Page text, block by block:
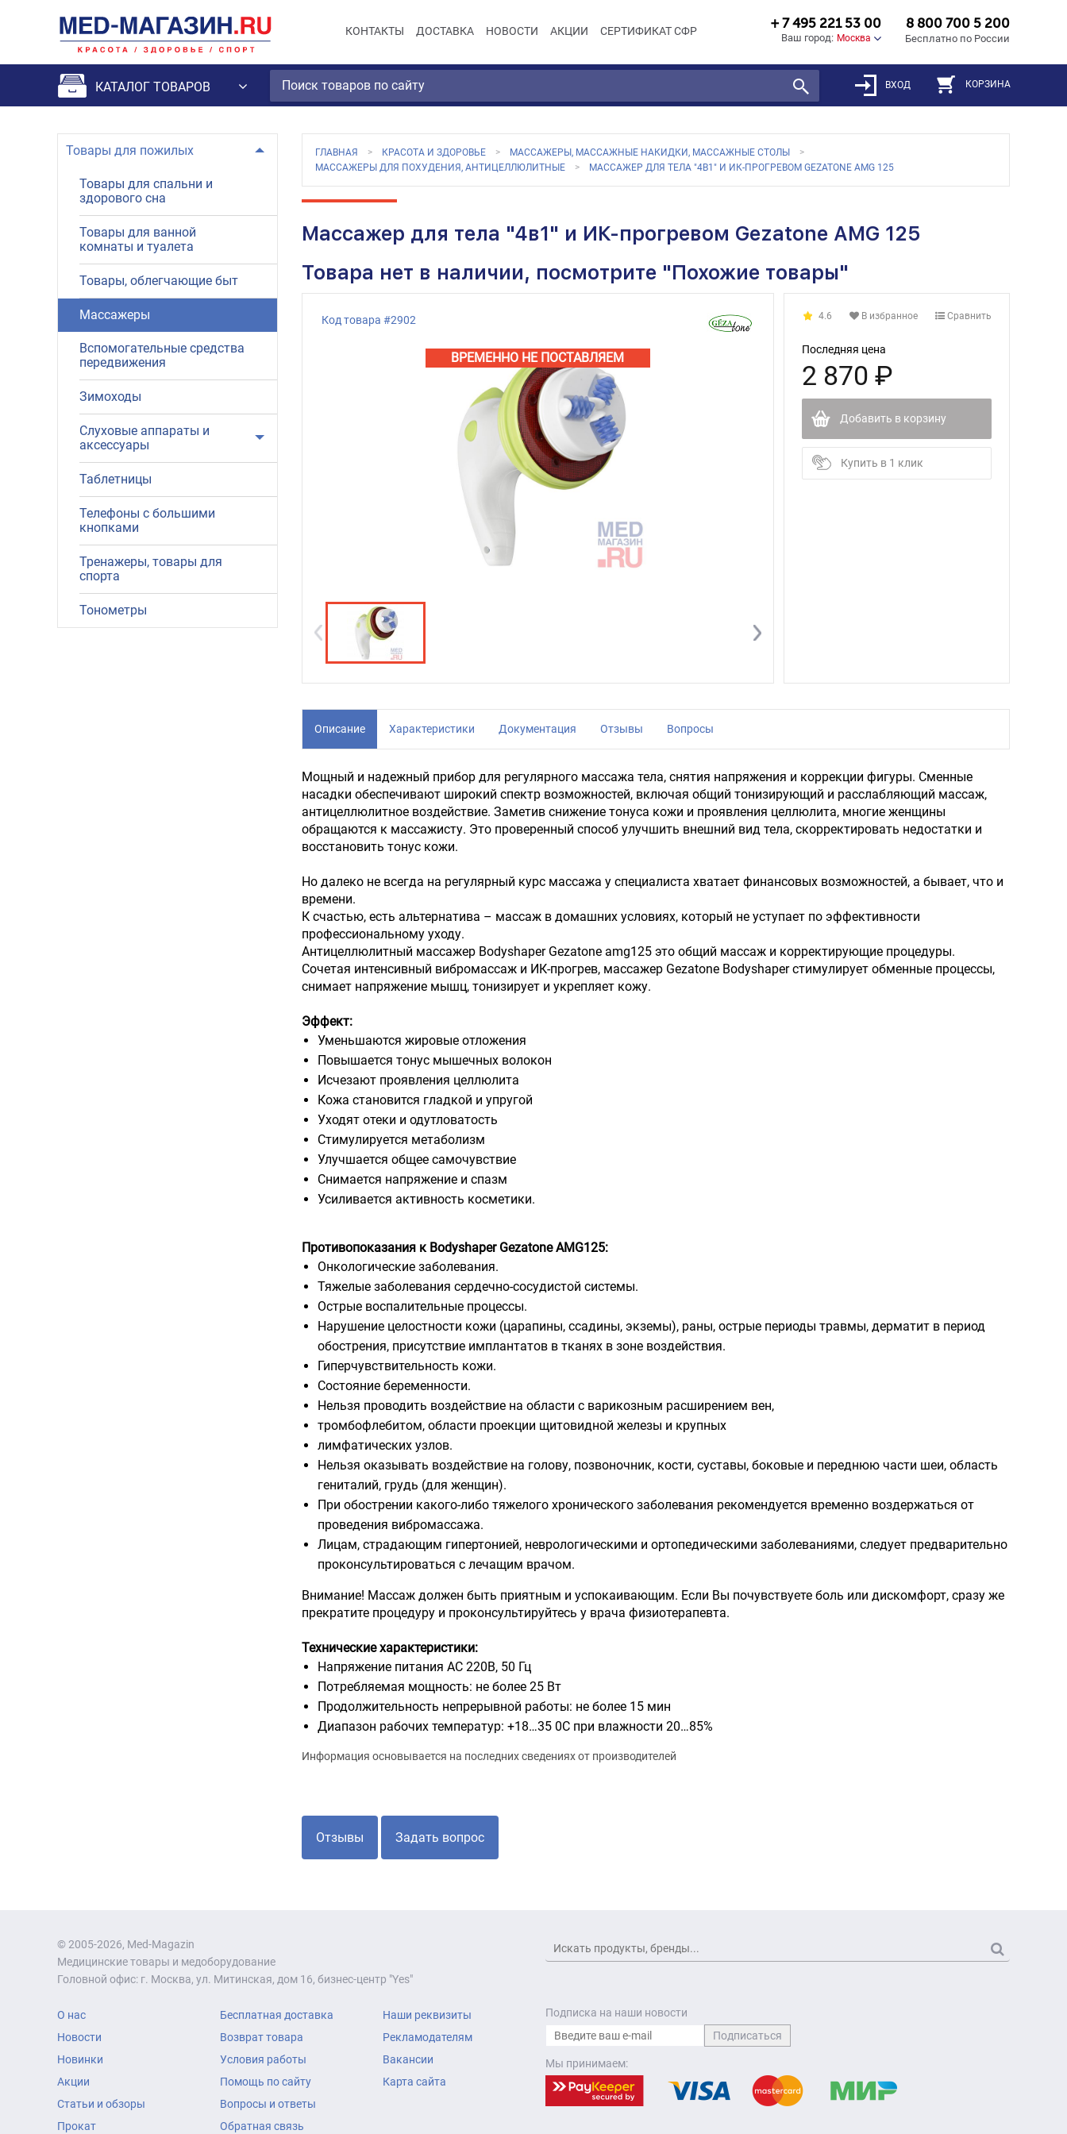
КОНТАКТЫ ДОСТАВКА НОВОСТИ АКЦИИ СЕРТИФИКАТ СФР
+ 7 495 221 53 00
Ваш город: Москва
8 800 700 5 200
Бесплатно по России
КАТАЛОГ ТОВАРОВ ВХОД КОРЗИНА
Товары для пожилых
Товары для спальни и
здорового сна
Товары для ванной
комнаты и туалета
Товары, облегчающие быт
Массажеры
Вспомогательные средства
передвижения
Зимоходы
Слуховые аппараты и
аксессуары
Таблетницы
Телефоны с большими
кнопками
Тренажеры, товары для
спорта
Тонометры
ГЛАВНАЯ КРАСОТА И ЗДОРОВЬЕ
МАССАЖЕРЫ, МАССАЖНЫЕ НАКИДКИ, МАССАЖНЫЕ СТОЛЫ
МАССАЖЕРЫ ДЛЯ ПОХУДЕНИЯ, АНТИЦЕЛЛЮЛИТНЫЕ
МАССАЖЕР ДЛЯ ТЕЛА "4В1" И ИК-ПРОГРЕВОМ GEZATONE AMG 125
Массажер для тела "4в1" и ИК-прогревом Gezatone AMG 125
Товара нет в наличии, посмотрите "Похожие товары"
Код товара #2902
ВРЕМЕННО НЕ ПОСТАВЛЯЕМ
4.6 В избранное Сравнить
Последняя цена
2 870 ₽
Добавить в корзину
Купить в 1 клик
Описание Характеристики Документация Отзывы Вопросы
Мощный и надежный прибор для регулярного массажа тела, снятия напряжения и коррекции фигуры. Сменные
насадки обеспечивают широкий спектр возможностей, включая общий тонизирующий и расслабляющий массаж,
антицеллюлитное воздействие. Заметив снижение тонуса кожи и проявления целлюлита, многие женщины
обращаются к массажисту. Это проверенный способ улучшить внешний вид тела, скорректировать недостатки и
восстановить тонус кожи.
Но далеко не всегда на регулярный курс массажа у специалиста хватает финансовых возможностей, а бывает, что и
времени.
К счастью, есть альтернатива – массаж в домашних условиях, который не уступает по эффективности
профессиональному уходу.
Антицеллюлитный массажер Bodyshaper Gezatone amg125 это общий массаж и корректирующие процедуры.
Сочетая интенсивный вибромассаж и ИК-прогрев, массажер Gezatone Bodyshaper стимулирует обменные процессы,
снимает напряжение мышц, тонизирует и укрепляет кожу.
Эффект:
Уменьшаются жировые отложения
Повышается тонус мышечных волокон
Исчезают проявления целлюлита
Кожа становится гладкой и упругой
Уходят отеки и одутловатость
Стимулируется метаболизм
Улучшается общее самочувствие
Снимается напряжение и спазм
Усиливается активность косметики.
Противопоказания к Bodyshaper Gezatone AMG125:
Онкологические заболевания.
Тяжелые заболевания сердечно-сосудистой системы.
Острые воспалительные процессы.
Нарушение целостности кожи (царапины, ссадины, экземы), раны, острые периоды травмы, дерматит в период
обострения, присутствие имплантатов в тканях в зоне воздействия.
Гиперчувствительность кожи.
Состояние беременности.
Нельзя проводить воздействие на области с варикозным расширением вен,
тромбофлебитом, области проекции щитовидной железы и крупных
лимфатических узлов.
Нельзя оказывать воздействие на голову, позвоночник, кости, суставы, боковые и переднюю части шеи, область
гениталий, грудь (для женщин).
При обострении какого-либо тяжелого хронического заболевания рекомендуется временно воздержаться от
проведения вибромассажа.
Лицам, страдающим гипертонией, неврологическими и ортопедическими заболеваниями, следует предварительно
проконсультироваться с лечащим врачом.
Внимание! Массаж должен быть приятным и успокаивающим. Если Вы почувствуете боль или дискомфорт, сразу же
прекратите процедуру и проконсультируйтесь у врача физиотерапевта.
Технические характеристики:
Напряжение питания АС 220В, 50 Гц
Потребляемая мощность: не более 25 Вт
Продолжительность непрерывной работы: не более 15 мин
Диапазон рабочих температур: +18…35 0С при влажности 20…85%
Информация основывается на последних сведениях от производителей
Отзывы Задать вопрос
© 2005-2026, Med-Magazin
Медицинские товары и медоборудование
Головной офис: г. Москва, ул. Митинская, дом 16, бизнес-центр "Yes"
О нас
Новости
Новинки
Акции
Статьи и обзоры
Прокат
Бесплатная доставка
Возврат товара
Условия работы
Помощь по сайту
Вопросы и ответы
Обратная связь
Наши реквизиты
Рекламодателям
Вакансии
Карта сайта
Подписка на наши новости
Мы принимаем: